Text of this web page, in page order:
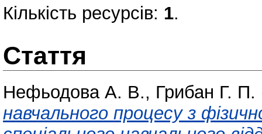
Кількість ресурсів: 1.
Стаття
Нефьодова А. В., Грибан Г. П.
навчального процесу з